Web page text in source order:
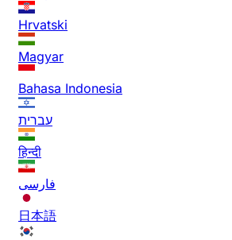
Hrvatski
Magyar
Bahasa Indonesia
עברית
हिन्दी
فارسی
日本語